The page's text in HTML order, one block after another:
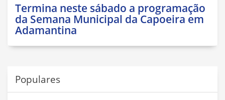
Termina neste sábado a programação
da Semana Municipal da Capoeira em
Adamantina
Populares